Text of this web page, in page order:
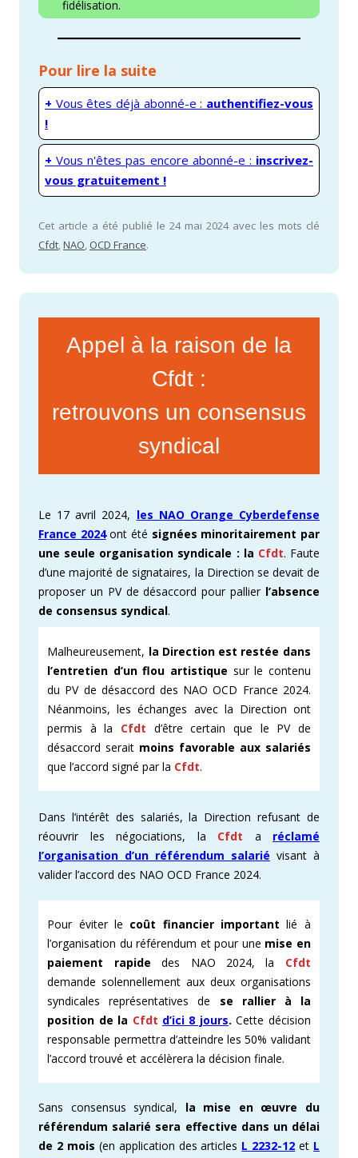
fidélisation.
Pour lire la suite
+ Vous êtes déjà abonné-e : authentifiez-vous
!
+ Vous n'êtes pas encore abonné-e : inscrivez-
vous gratuitement !
Cet article a été publié le 24 mai 2024 avec les mots clé
Cfdt,NAO, OCD France.
Appel à la raison de la
Cfdt :
retrouvons un consensus
syndical
Le 17 avril 2024, les NAO Orange Cyberdefense
France 2024ont été signées minoritairement par
une seule organisation syndicale : la Cfdt. Faute
d’une majorité de signataires, la Direction se devait de
proposer un PV de désaccord pour pallier l’absence
de consensus syndical.
Malheureusement, la Direction est restée dans
l’entretien d’un flou artistique sur le contenu
du PV de désaccord des NAO OCD France 2024.
Néanmoins, les échanges avec la Direction ont
permis à la Cfdt d’être certain que le PV de
désaccord serait moins favorable aux salariés
que l’accord signé par la Cfdt.
Dans l’intérêt des salariés, la Direction refusant de
réouvrir les négociations, la Cfdt a réclamé
I’organisation d’un référendum salarié visant à
valider l’accord des NAO OCD France 2024.
Pour éviter le coût financier important lié à
l’organisation du référendum et pour une mise en
paiement rapide des NAO 2024, la Cfdt
demande solennellement aux deux organisations
syndicales représentatives de se rallier à la
position de la Cfdt d’ici 8 jours.Cette décision
responsable permettra d’atteindre les 50% validant
l’accord trouvé et accélèrera la décision finale.
Sans consensus syndical, la mise en œuvre du
référendum salarié sera effective dans un délai
de 2 mois (en application des articles L 2232-12 et L